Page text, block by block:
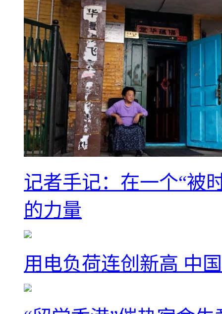
记者手记：在一个“被
的力量
用电负荷连创新高 中